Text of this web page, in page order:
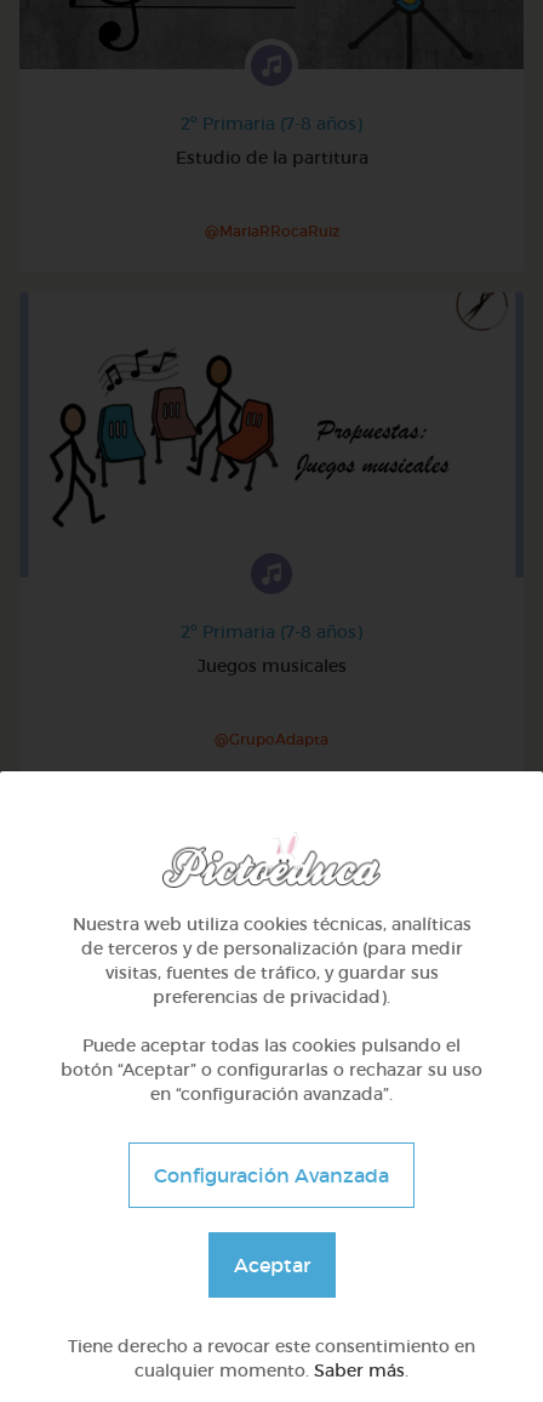
2º Primaria (7-8 años)
Estudio de la partitura
@MariaRRocaRuiz
2º Primaria (7-8 años)
Juegos musicales
@GrupoAdapta
2º Primaria (7-8 años)
El director de orquesta
DOCS (2)
Nuestra web utiliza cookies técnicas, analíticas
de terceros y de personalización (para medir
visitas, fuentes de tráfico, y guardar sus
preferencias de privacidad).
Puede aceptar todas las cookies pulsando el
botón “Aceptar” o configurarlas o rechazar su uso
en “configuración avanzada”.
Configuración Avanzada
Aceptar
Tiene derecho a revocar este consentimiento en
cualquier momento. Saber más.